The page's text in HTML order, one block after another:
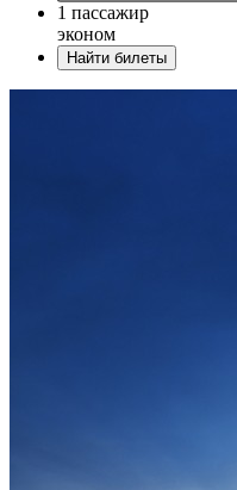
1 пассажир
эконом
Найти билеты